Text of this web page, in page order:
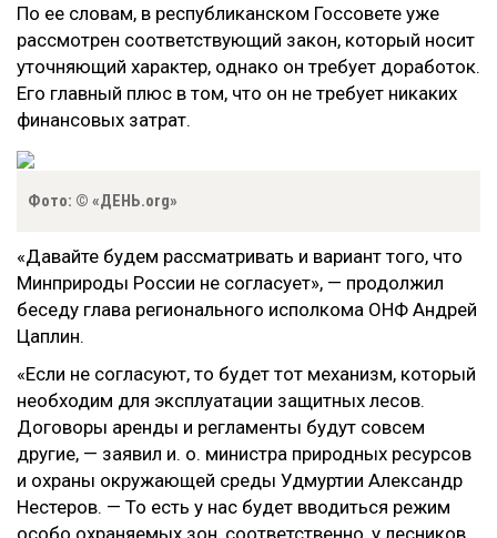
По ее словам, в республиканском Госсовете уже
рассмотрен соответствующий закон, который носит
уточняющий характер, однако он требует доработок.
Его главный плюс в том, что он не требует никаких
финансовых затрат.
Фото: © «ДЕНЬ.org»
«Давайте будем рассматривать и вариант того, что
Минприроды России не согласует», — продолжил
беседу глава регионального исполкома ОНФ Андрей
Цаплин.
«Если не согласуют, то будет тот механизм, который
необходим для эксплуатации защитных лесов.
Договоры аренды и регламенты будут совсем
другие, — заявил и. о. министра природных ресурсов
и охраны окружающей среды Удмуртии Александр
Нестеров. — То есть у нас будет вводиться режим
особо охраняемых зон, соответственно, у лесников